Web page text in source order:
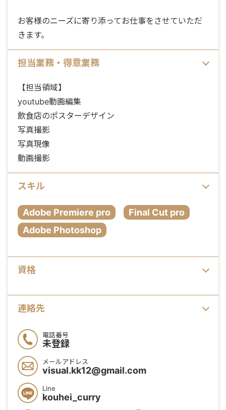
お客様のニーズに寄り添ってお仕事をさせていただ
きます。
担当業務・得意業務
【担当領域】
youtube動画編集
飲食店のポスターデザイン
写真撮影
写真現像
動画撮影
スキル
Adobe Premiere pro
Final Cut pro
Adobe Photoshop
資格
連絡先
電話番号
未登録
メールアドレス
visual.kk12@gmail.com
Line
kouhei_curry